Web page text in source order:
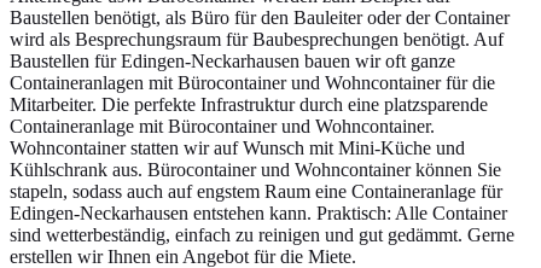
Baustellen benötigt, als Büro für den Bauleiter oder der Container
wird als Besprechungsraum für Baubesprechungen benötigt. Auf
Baustellen für Edingen-Neckarhausen bauen wir oft ganze
Containeranlagen mit Bürocontainer und Wohncontainer für die
Mitarbeiter. Die perfekte Infrastruktur durch eine platzsparende
Containeranlage mit Bürocontainer und Wohncontainer.
Wohncontainer statten wir auf Wunsch mit Mini-Küche und
Kühlschrank aus. Bürocontainer und Wohncontainer können Sie
stapeln, sodass auch auf engstem Raum eine Containeranlage für
Edingen-Neckarhausen entstehen kann. Praktisch: Alle Container
sind wetterbeständig, einfach zu reinigen und gut gedämmt. Gerne
erstellen wir Ihnen ein Angebot für die Miete.